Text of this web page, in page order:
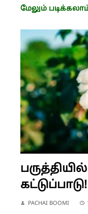
மேலும்
கட்டுப்பாடு!
PACHAI BOOMI